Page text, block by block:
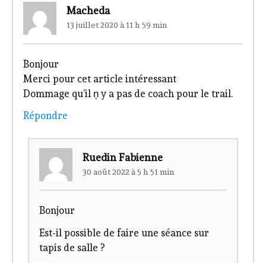
Macheda
13 juillet 2020 à 11 h 59 min
Bonjour
Merci pour cet article intéressant
Dommage qu’il ņ y a pas de coach pour le trail.
Répondre
Ruedin Fabienne
30 août 2022 à 5 h 51 min
Bonjour
Est-il possible de faire une séance sur
tapis de salle ?